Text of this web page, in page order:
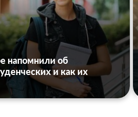
напомнили об
и как их